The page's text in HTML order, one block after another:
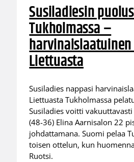
Susiladiesin
Tukholmassa –
Liettuasta
Susiladies nappasi
Liettuasta Tukholmassa
Susiladies voitti
(48-36) Elina Aarnisalon 22
johdattamana. Suomi pelaa
toisen ottelun, kun
Ruotsi.